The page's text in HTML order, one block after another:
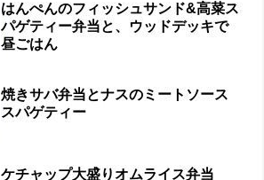
はんぺんのフィッシュサンド&高菜ス
パゲティー弁当と、ウッドデッキで
昼ごはん
焼きサバ弁当とナスのミートソース
スパゲティー
ケチャップ大盛りオムライス弁当